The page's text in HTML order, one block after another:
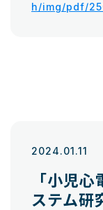
h/img/pdf/
2024.01.11
「小児
ステム研